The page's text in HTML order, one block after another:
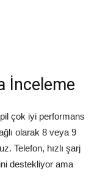
İnceleme
çok iyi performans
olarak 8 veya 9
Telefon, hızlı şarj
destekliyor ama